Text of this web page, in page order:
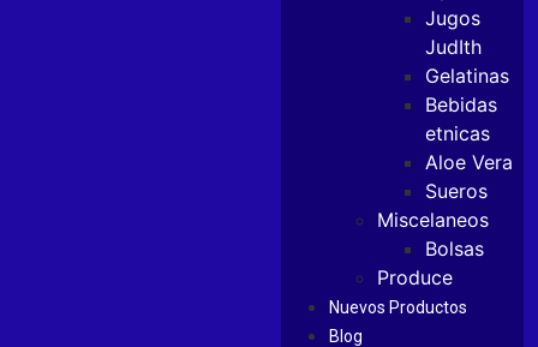
Jugos
JudIth
Gelatinas
Bebidas
etnicas
Aloe Vera
Sueros
Miscelaneos
Bolsas
Produce
Nuevos Productos
Blog